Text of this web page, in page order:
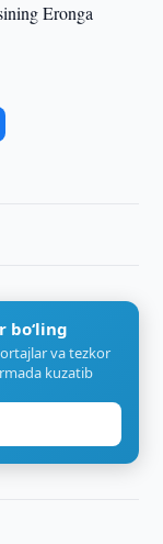
Eronga
bo‘ling
va tezkor
kuzatib